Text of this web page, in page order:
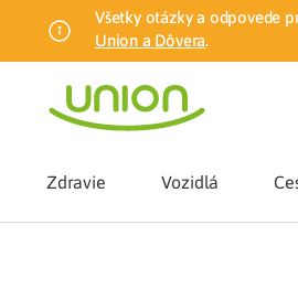
Všetky otázky a odpovede
Union a Dôvera.
Zdravie Vozidlá